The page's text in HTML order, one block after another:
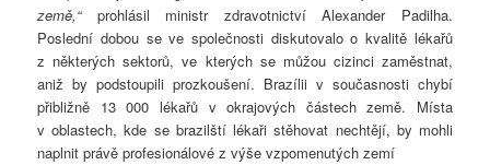
země,“prohlásil ministr zdravotnictví Alexander Padilha.
Poslední dobou se ve společnosti diskutovalo o kvalitě lékařů
z některých sektorů, ve kterých se můžou cizinci zaměstnat,
aniž by podstoupili prozkoušení. Brazílii v současnosti chybí
přibližně 13 000 lékařů v okrajových částech země. Místa
v oblastech, kde se brazilští lékaři stěhovat nechtějí, by mohli
naplnit právě profesionálové z výše vzpomenutých zemí